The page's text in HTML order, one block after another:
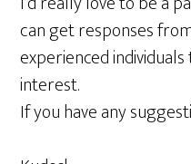
can get responses
experienced
interest.
If you have any